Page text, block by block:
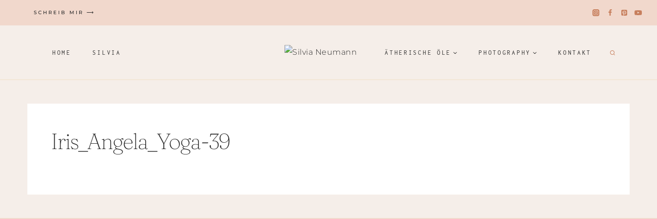
SCHREIB MIR ⟶
HOME SILVIA ÄTHERISCHE ÖLE PHOTOGRAPHY KONTAKT
Iris_Angela_Yoga-39